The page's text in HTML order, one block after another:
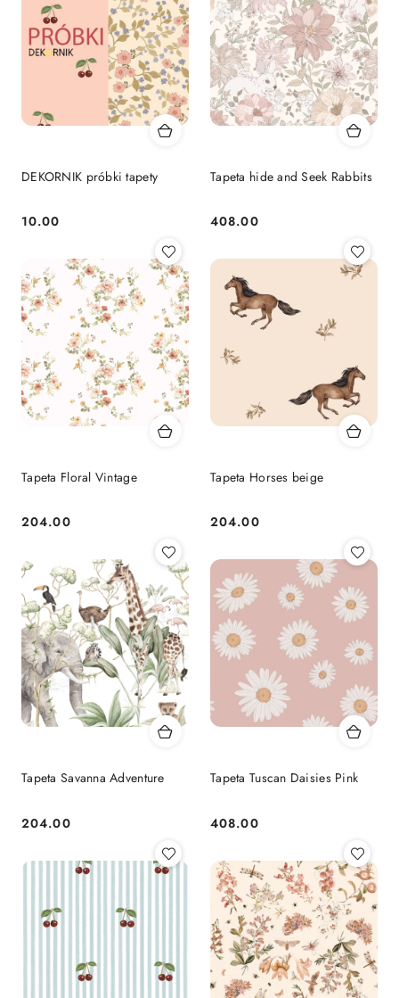
DEKORNIK próbki tapety
Cena:
10.00
Tapeta hide and Seek Rabbits
Cena:
408.00
Tapeta Floral Vintage
Cena:
204.00
Tapeta Horses beige
Cena:
204.00
Tapeta Savanna Adventure
Cena:
204.00
Tapeta Tuscan Daisies Pink
Cena:
408.00